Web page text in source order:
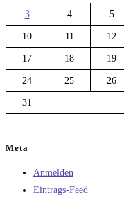
3 4 5
10 11 12
17 18 19
24 25 26
31
Meta
Anmelden
Eintrags-Feed